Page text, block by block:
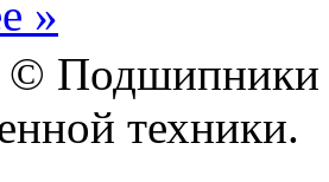
»
Подшипники
техники.